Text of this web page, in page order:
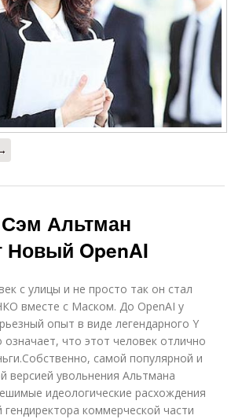
Альтман
Новый OpenAI
с улицы и не просто так он стал
вместе с Маском. До OpenAI у
опыт в виде легендарного Y
означает, что этот человек отлично
самой популярной и
версией увольнения Альтмана
идеологические расхождения
коммерческой части